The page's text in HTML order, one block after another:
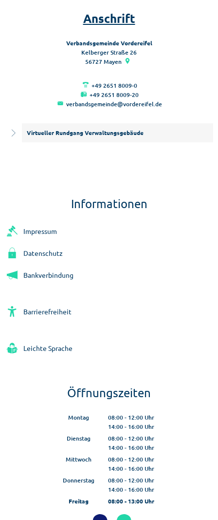
Anschrift
Verbandsgemeinde Vordereifel
Kelberger Straße 26
56727 Mayen
+49 2651 8009-0
+49 2651 8009-20
verbandsgemeinde@vordereifel.de
Virtueller Rundgang Verwaltungsgebäude
Informationen
Impressum
Datenschutz
Bankverbindung
Barrierefreiheit
Leichte Sprache
Öffnungszeiten
Montag 08:00- 12:00Uhr
Von 08:00 bis 12:00 Uhr
14:00- 16:00Uhr
Von 14:00 bis 16:00 Uhr
Dienstag 08:00- 12:00Uhr
Von 08:00 bis 12:00 Uhr
14:00- 16:00Uhr
Von 14:00 bis 16:00 Uhr
Mittwoch 08:00- 12:00Uhr
Von 08:00 bis 12:00 Uhr
14:00- 16:00Uhr
Von 14:00 bis 16:00 Uhr
Donnerstag 08:00- 12:00Uhr
Von 08:00 bis 12:00 Uhr
14:00- 16:00Uhr
Von 14:00 bis 16:00 Uhr
Freitag 08:00- 13:00Uhr